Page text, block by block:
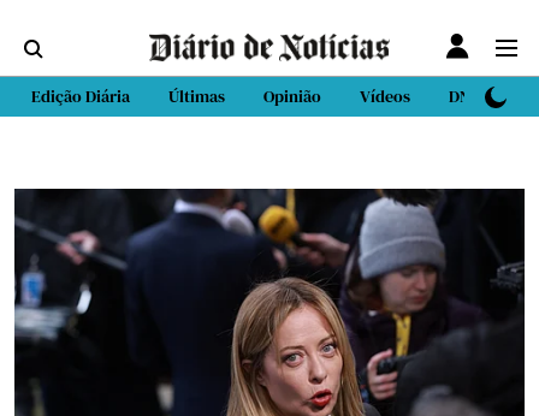
Edição Diária Últimas Opinião Vídeos DN Sport